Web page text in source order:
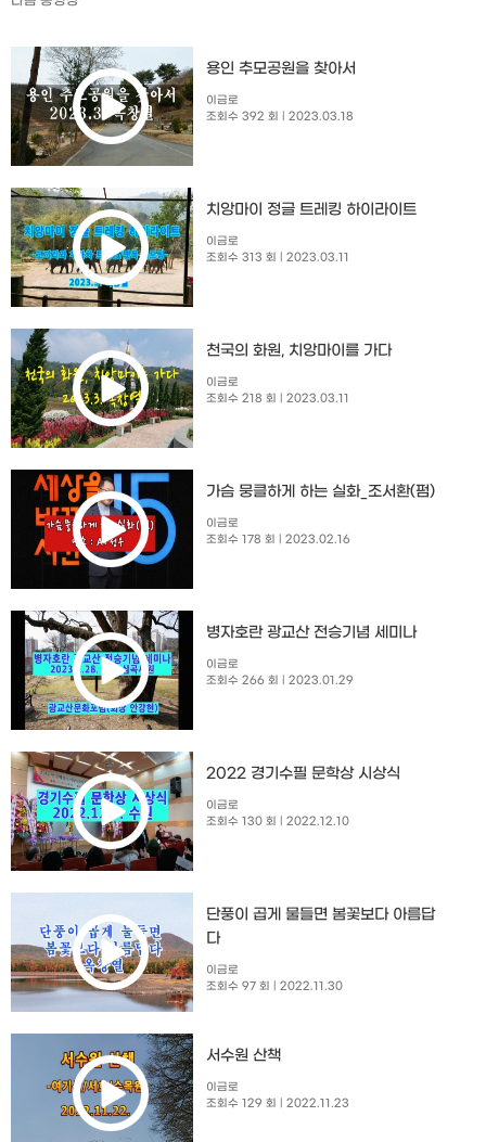
용인 추모공원을 찾아서
이금로
조회수 392 회
| 2023.03.18
치앙마이 정글 트레킹 하이라이트
이금로
조회수 313 회
| 2023.03.11
천국의 화원, 치앙마이를 가다
이금로
조회수 218 회
| 2023.03.11
가슴 뭉클하게 하는 실화_조서환(펌)
이금로
조회수 178 회
| 2023.02.16
병자호란 광교산 전승기념 세미나
이금로
조회수 266 회
| 2023.01.29
2022 경기수필 문학상 시상식
이금로
조회수 130 회
| 2022.12.10
단풍이 곱게 물들면 봄꽃보다 아름답
다
이금로
조회수 97 회
| 2022.11.30
서수원 산책
이금로
조회수 129 회
| 2022.11.23